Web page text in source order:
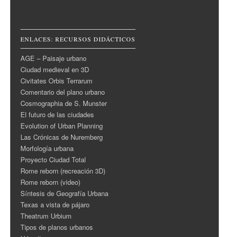
ENLACES: RECURSOS DIDÁCTICOS
AGE – Paisaje urbano
Ciudad medieval en 3D
Civitates Orbis Terrarum
Comentario del plano urbano
Cosmographia de S. Munster
El futuro de las ciudades
Evolution of Urban Planning
Las Crónicas de Nuremberg
Morfología urbana
Proyecto Ciudad Total
Rome reborn (recreación 3D)
Rome reborn (video)
Síntesis de Geografía Urbana
Texas a vista de pájaro
Theatrum Urbium
Tipos de planos urbanos